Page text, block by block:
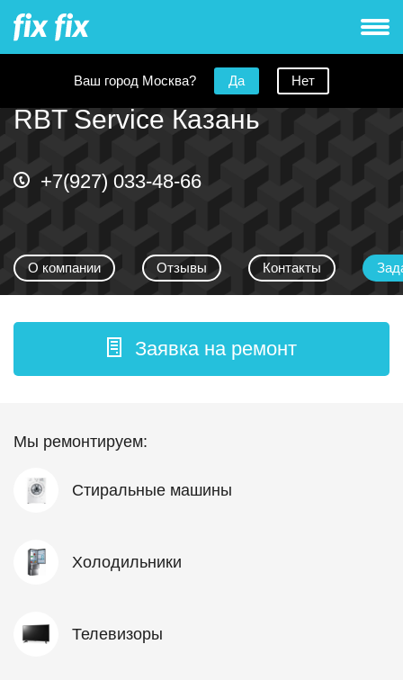
Ваш город Москва? Да Нет
RBT Service Казань
+7(927) 033-48-66
О компании Отзывы Контакты
Заявка на ремонт
Мы ремонтируем:
Стиральные машины
Холодильники
Телевизоры